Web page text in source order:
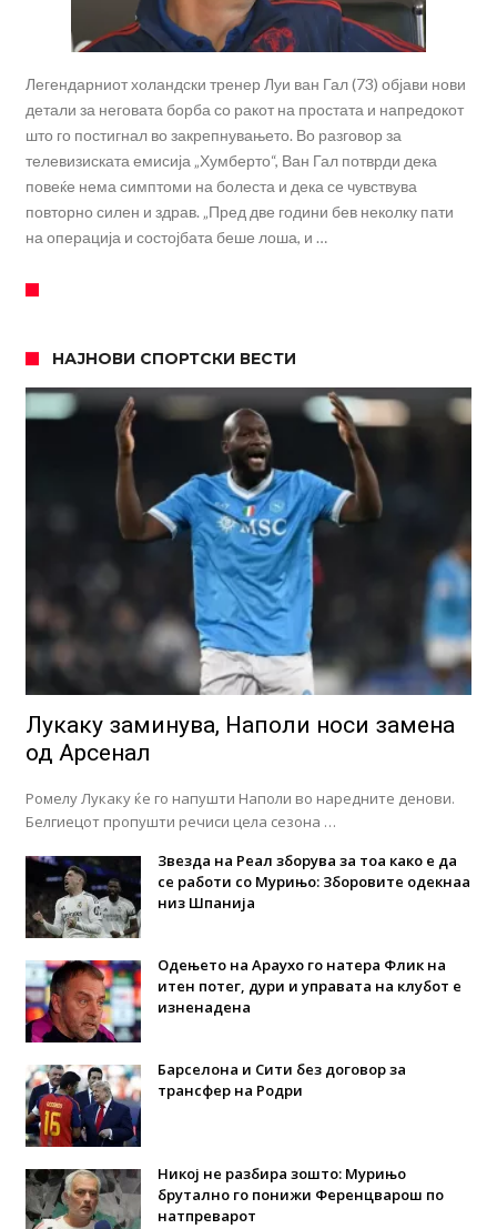
го остави без зборови
Легендарниот холандски тренер Луи ван Гал (73) објави нови
детали за неговата борба со ракот на простата и напредокот
што го постигнал во закрепнувањето. Во разговор за
телевизиската емисија „Хумберто“, Ван Гал потврди дека
повеќе нема симптоми на болеста и дека се чувствува
повторно силен и здрав. „Пред две години бев неколку пати
на операција и состојбата беше лоша, и …
НАЈНОВИ СПОРТСКИ ВЕСТИ
Лукаку заминува, Наполи носи замена
од Арсенал
Ромелу Лукаку ќе го напушти Наполи во наредните денови.
Белгиецот пропушти речиси цела сезона …
Звезда на Реал зборува за тоа како е да
се работи со Мурињо: Зборовите одекнаа
низ Шпанија
Одењето на Араухо го натера Флик на
итен потег, дури и управата на клубот е
изненадена
Барселона и Сити без договор за
трансфер на Родри
Никој не разбира зошто: Мурињо
брутално го понижи Ференцварош по
натпреварот